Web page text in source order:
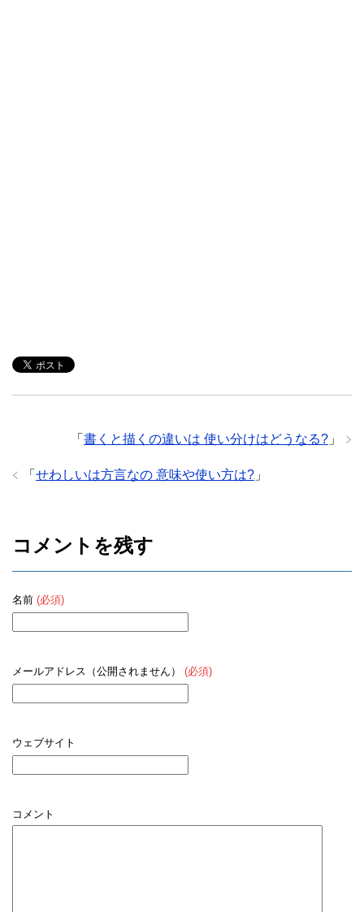
「 書くと描くの違いは 使い分けはどうなる? 」
「 せわしいは方言なの 意味や使い方は? 」
コメントを残す
名前 (必須)
メールアドレス（公開されません） (必須)
ウェブサイト
コメント